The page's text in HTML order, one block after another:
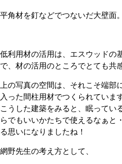
平角材を釘などでつないだ大壁面。
低利用材の活用は、エスウッドの
で、材の活用のところでとても共感
上の写真の空間は、それこそ端
入った間柱用材でつくられています
こうした建築をみると、眠ってい
らでもいいかたちで使えるなぁと
る思いになりましたね！
網野先生の考え方として、